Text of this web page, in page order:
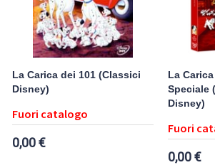
La Carica dei 101 (Classici
Disney)
Fuori catalogo
0,00 €
La
Speciale
Disney)
Fuori
0,00 €